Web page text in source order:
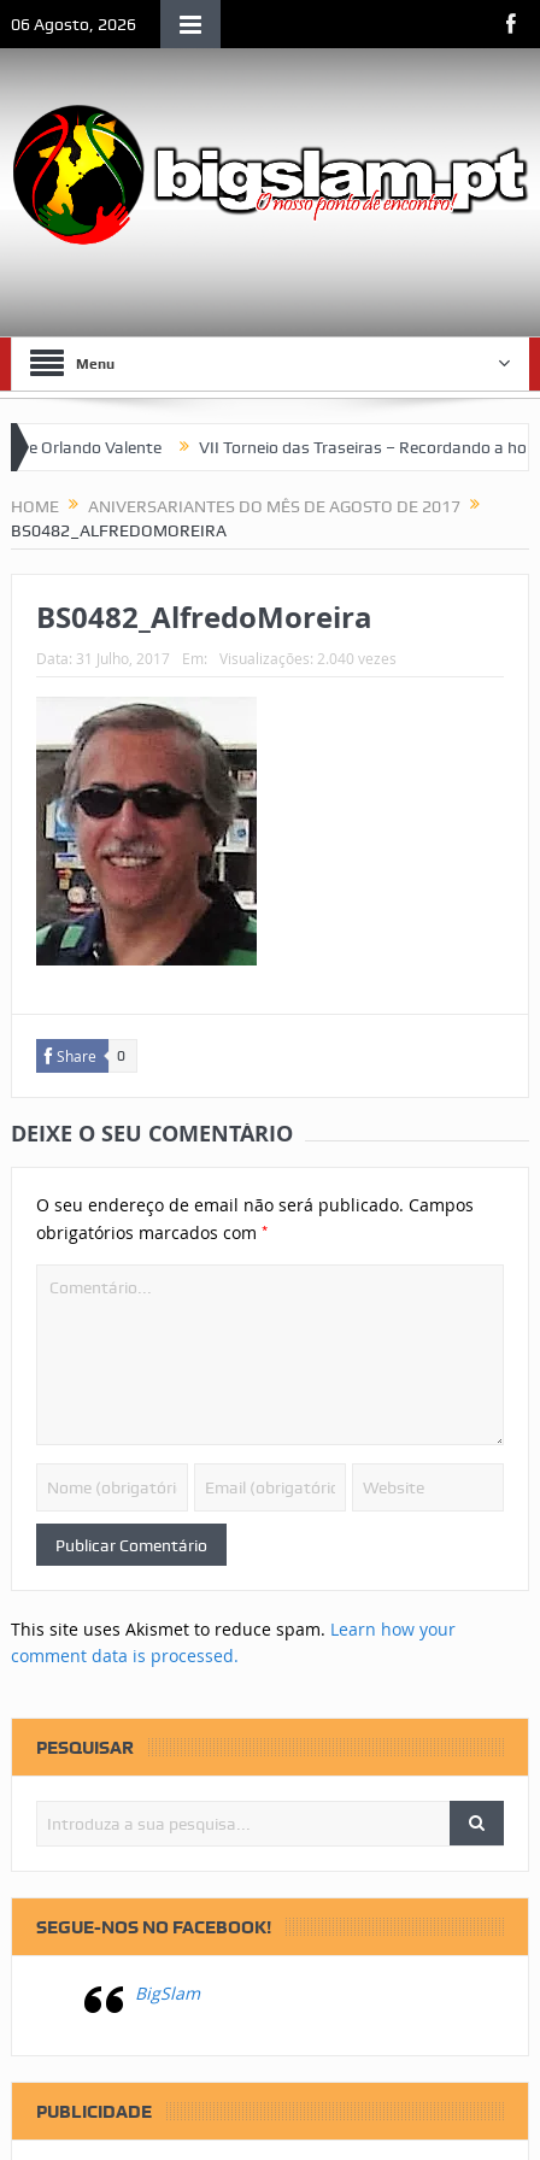
06 Agosto, 2026
Menu
Orlando Valente VII Torneio das Traseiras – Recordando a
HOME
ANIVERSARIANTES DO MÊS DE AGOSTO DE 2017
BS0482_ALFREDOMOREIRA
BS0482_AlfredoMoreira
Data: 31 Julho, 2017 Em: Visualizações: 2.040 vezes
Share 0
DEIXE O SEU COMENTÁRIO
O seu endereço de email não será publicado. Campos
obrigatórios marcados com *
This site uses Akismet to reduce spam. Learn how your
comment data is processed.
PESQUISAR
SEGUE-NOS NO FACEBOOK!
BigSlam
PUBLICIDADE